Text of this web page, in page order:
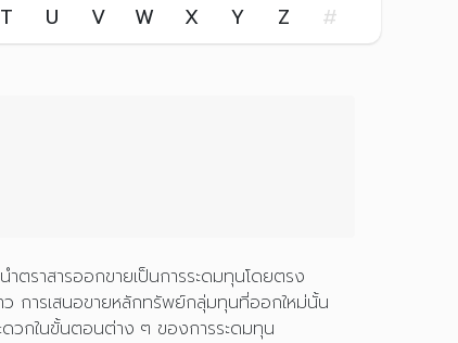
T U V W X Y Z #
ตราสารออกขายเป็นการระดมทุนโดยตรง
ว การเสนอขายหลักทรัพย์กลุ่มทุนที่ออกใหม่นั้น
ดวกในขั้นตอนต่าง ๆ ของการระดมทุน